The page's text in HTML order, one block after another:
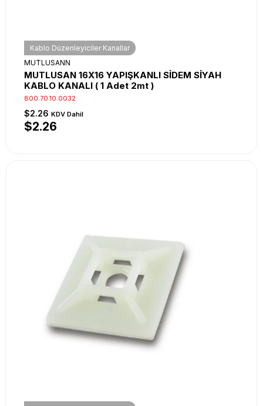
Kablo Düzenleyiciler Kanallar
MUTLUSANN
MUTLUSAN 16X16 YAPIŞKANLI SİDEM SİYAH
KABLO KANALI ( 1 Adet 2mt )
800.70.10.0032
$2.26 KDV Dahil
$2.26